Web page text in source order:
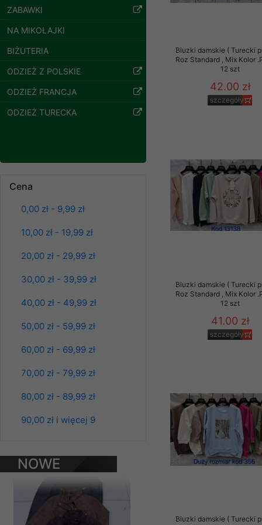
ZABAWKI
NA MIKOŁAJKI
BIŻUTERIA
ODZIEŻ Z POLSKIE
ODZIEŻ FRANCJA
ODZIEŻ TURECKA
Cena
0,00 zł - 9,99 zł
10,00 zł - 19,99 zł
20,00 zł - 29,99 zł
30,00 zł - 39,99 zł
40,00 zł - 49,99 zł
50,00 zł - 59,99 zł
60,00 zł - 69,99 zł
70,00 zł - 79,99 zł
80,00 zł - 89,99 zł
90,00 zł i więcej 9
NOWE
PRODUKTY
skórzana Roz S-XL,
1 Kolor Paczka 5 szt
95.00 zł
Kurtki damskie
5 szt
95.00 zł
szczegóły
Bluzki damskie ( Turecki
Roz Standard , Mix Kolor
12 szt
42.00 zł
szczegóły
Bluzki damskie ( Turecki
Roz Standard , Mix Kolor
12 szt
41.00 zł
szczegóły
Bluzki damskie ( Turecki
pracownicy Sklepu.
Każdy Klient, który
ich weryfikacji,
Sklep nie
przez nasz serwer i
jego indywidualnych
opcję przyjmowania
może wpłynąć na
Klienta przechowują
• sesji
szczególności
zawierającego
Wszelkie pytania,